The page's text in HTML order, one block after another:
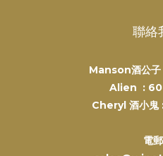
聯絡
Manson酒公
Alien :
Cheryl 酒小鬼
電郵